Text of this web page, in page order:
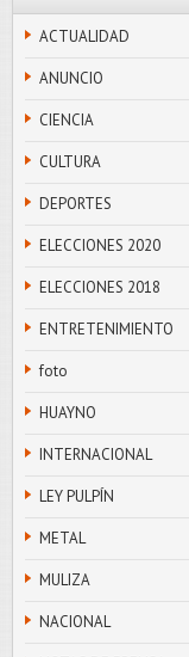
ACTUALIDAD
ANUNCIO
CIENCIA
CULTURA
DEPORTES
ELECCIONES 2020
ELECCIONES 2018
ENTRETENIMIENTO
foto
HUAYNO
INTERNACIONAL
LEY PULPÍN
METAL
MULIZA
NACIONAL